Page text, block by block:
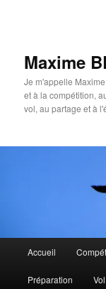
Maxime
Je m'appelle
et à la compétition,
vol, au partage et à
principal
Accueil
Préparation